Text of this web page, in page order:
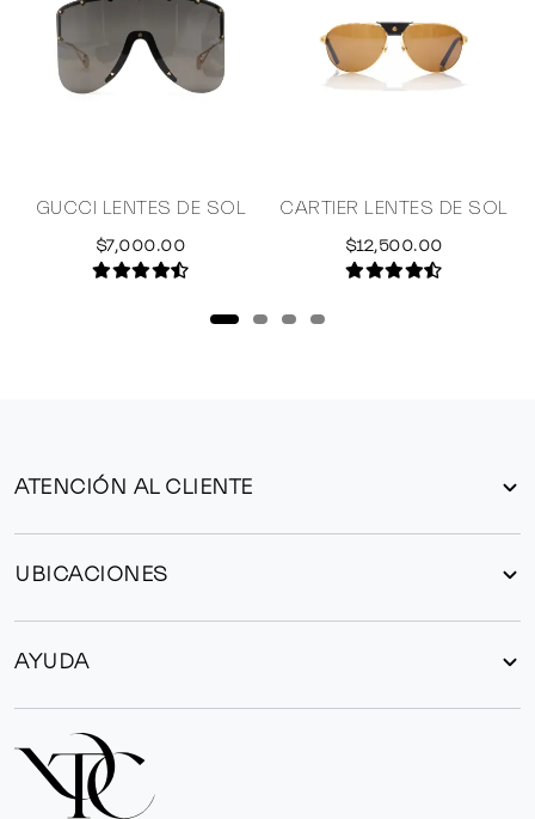
GUCCI LENTES DE SOL
$7,000.00
CARTIER LENTES DE SOL
$12,500.00
ATENCIÓN AL CLIENTE
UBICACIONES
AYUDA